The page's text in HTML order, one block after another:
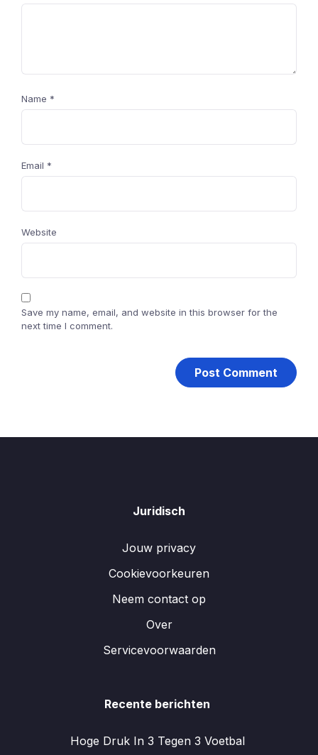
Name *
Email *
Website
Save my name, email, and website in this browser for the
next time I comment.
Juridisch
Jouw privacy
Cookievoorkeuren
Neem contact op
Over
Servicevoorwaarden
Recente berichten
Hoge Druk In 3 Tegen 3 Voetbal